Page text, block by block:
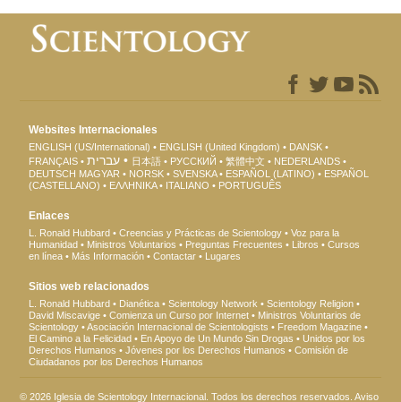
Websites Internacionales
ENGLISH (US/International) ENGLISH (United Kingdom)
DANSK
FRANÇAIS
עברית 日本語 РУССКИЙ 繁體中文
NEDERLANDS
DEUTSCH MAGYAR NORSK SVENSKA ESPAÑOL (LATINO)
ESPAÑOL
(CASTELLANO)
ΕΛΛΗΝΙΚA ITALIANO PORTUGUÊS
Enlaces
L. Ronald Hubbard Creencias y Prácticas de Scientology
Voz para la
Humanidad
Ministros Voluntarios Preguntas Frecuentes Libros
Cursos
en línea
Más Información Contactar Lugares
Sitios web relacionados
L. Ronald Hubbard Dianética Scientology Network
Scientology Religion
David Miscavige
Comienza un Curso por Internet
Ministros Voluntarios de
Scientology
Asociación Internacional de Scientologists
Freedom Magazine
El Camino a la Felicidad
En Apoyo de Un Mundo Sin Drogas
Unidos por los
Derechos Humanos
Jóvenes por los Derechos Humanos
Comisión de
Ciudadanos por los Derechos Humanos
© 2026 Iglesia de Scientology Internacional. Todos los derechos reservados.Aviso